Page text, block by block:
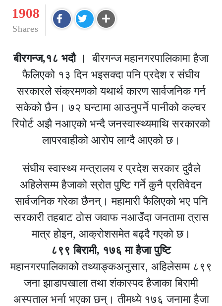
1908
Shares
बीरगन्ज,१८ भदाै । बीरगन्ज महानगरपालिकामा हैजा
फैलिएको १३ दिन भइसक्दा पनि प्रदेश र संघीय
सरकारले संक्रमणको यथार्थ कारण सार्वजनिक गर्न
सकेको छैन। ७२ घन्टामा आउनुपर्ने पानीको कल्चर
रिपोर्ट अझै नआएको भन्दै जनस्वास्थ्यमाथि सरकारको
लापरवाहीको आरोप लाग्दै आएको छ।
संघीय स्वास्थ्य मन्त्रालय र प्रदेश सरकार दुवैले
अहिलेसम्म हैजाको स्रोत पुष्टि गर्ने कुनै प्रतिवेदन
सार्वजनिक गरेका छैनन्। महामारी फैलिएको भए पनि
सरकारी तहबाट ठोस जवाफ नआउँदा जनतामा त्रास
मात्र होइन, आक्रोशसमेत बढ्दै गएको छ।
८९९ बिरामी, १७६ मा हैजा पुष्टि
महानगरपालिकाको तथ्याङ्कअनुसार, अहिलेसम्म ८९९
जना झाडापखाला तथा शंकास्पद हैजाका बिरामी
अस्पताल भर्ना भएका छन्। तीमध्ये १७६ जनामा हैजा